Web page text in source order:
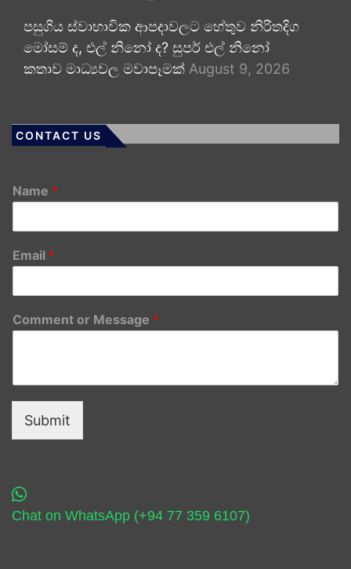
පසුගිය ස්වාභාවික ආපදාවලට හේතුව නිරිතදිග
මෝසම් ද, එල් නිනෝ ද? සුපර් එල් නිනෝ
කතාව මාධ්‍යවල මවාපෑමක් August 9, 2026
CONTACT US
Name *
Email *
Comment or Message *
Submit
Chat on WhatsApp (+94 77 359 6107)